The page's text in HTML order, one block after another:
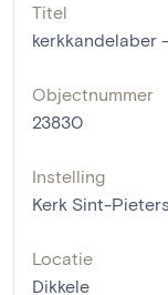
Titel
kerkkandelaber
Objectnummer
23830
Instelling
Kerk Sint-
Locatie
Dikkele